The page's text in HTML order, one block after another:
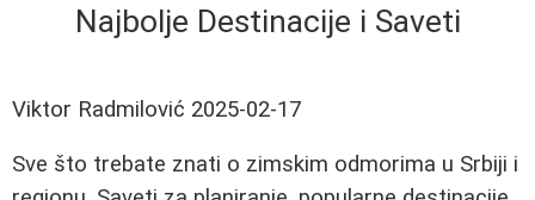
Najbolje Destinacije i Saveti
Viktor Radmilović 2025-02-17
Sve što trebate znati o zimskim odmorima u Srbiji i